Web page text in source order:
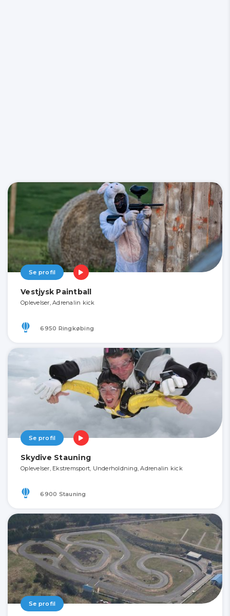
Se profil
Vestjysk Paintball
Oplevelser, Adrenalin kick
6950 Ringkøbing
Se profil
Skydive Stauning
Oplevelser, Ekstremsport, Underholdning, Adrenalin kick
6900 Stauning
Se profil